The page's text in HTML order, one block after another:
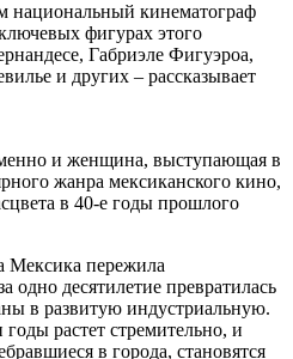
кинематограф
фигурах этого
Габриэле Фигуэроа,
и других – рассказывает
и женщина, выступающая в
жанра мексиканского кино,
в 40-е годы прошлого
Мексика пережила
одно десятилетие превратилась
в развитую индустриальную.
годы растет стремительно, и
в города, становятся